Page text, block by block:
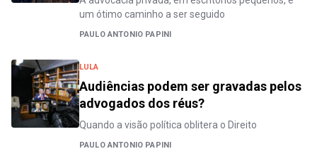
um ótimo caminho a ser seguido
PAULO ANTONIO PAPINI
LULA
Audiências podem ser gravadas pelos
advogados dos réus?
Quando a visão política oblitera o Direito
PAULO ANTONIO PAPINI